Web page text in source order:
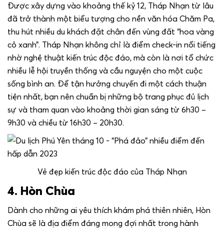
Được xây dựng vào khoảng thế kỷ 12, Tháp Nhạn từ lâu
đã trở thành một biểu tượng cho nền văn hóa Chăm Pa,
thu hút nhiều du khách đặt chân đến vùng đất “hoa vàng
cỏ xanh”. Tháp Nhạn không chỉ là điểm check-in nổi tiếng
nhờ nghệ thuật kiến trúc độc đáo, mà còn là nơi tổ chức
nhiều lễ hội truyền thống và cầu nguyện cho một cuộc
sống bình an. Để tận hưởng chuyến đi một cách thuận
tiện nhất, bạn nên chuẩn bị những bộ trang phục đủ lịch
sự và tham quan vào khoảng thời gian sáng từ 6h30 –
9h30 và chiều từ 16h30 – 20h30.
Vẻ đẹp kiến trúc độc đáo của Tháp Nhạn
4. Hòn Chùa
Dành cho những ai yêu thích khám phá thiên nhiên, Hòn
Chùa sẽ là địa điểm đáng mong đợi nhất trong hành